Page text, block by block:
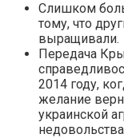
Слишком
тому, что
выращивали.
Передача
2014 году,
желание
украинской